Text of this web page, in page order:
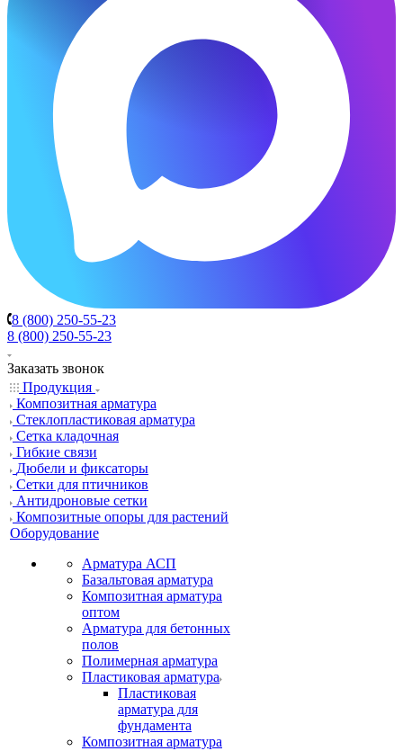
8 (800) 250-55-23
8 (800) 250-55-23
Заказать звонок
Продукция
Композитная арматура
Cтеклопластиковая арматура
Сетка кладочная
Гибкие связи
Дюбели и фиксаторы
Сетки для птичников
Антидроновые сетки
Композитные опоры для растений
Оборудование
Арматура АСП
Базальтовая арматура
Композитная арматура
оптом
Арматура для бетонных
полов
Полимерная арматура
Пластиковая арматура
Пластиковая
арматура для
фундамента
Композитная арматура